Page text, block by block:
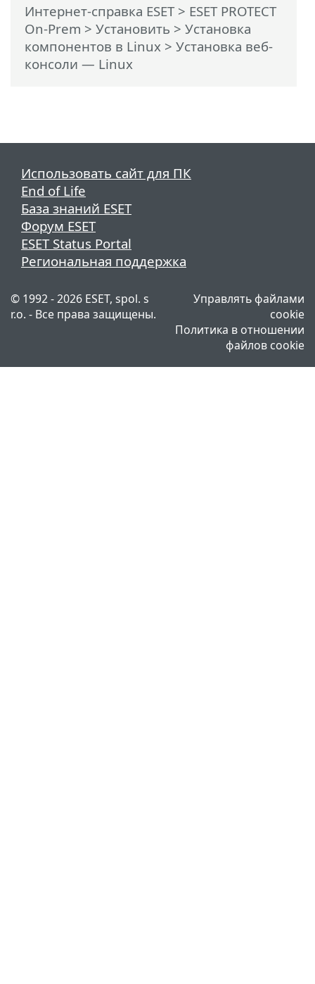
Интернет-справка ESET> ESET PROTECT
On-Prem > Установить > Установка
компонентов в Linux > Установка веб-
консоли — Linux
Использовать сайт для ПК
End of Life
База знаний ESET
Форум ESET
ESET Status Portal
Региональная поддержка
© 1992 - 2026 ESET, spol. s
r.o. - Все права защищены.
Управлять файлами
cookie
Политика в отношении
файлов cookie